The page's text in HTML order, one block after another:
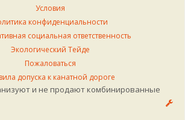
Условия
конфиденциальности
социальная ответственность
Экологический Тейде
Пожаловаться
допуска к канатной дороге
и не продают комбинированные